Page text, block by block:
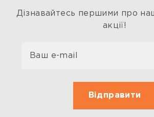
Дізнавайтесь першими про
акції!